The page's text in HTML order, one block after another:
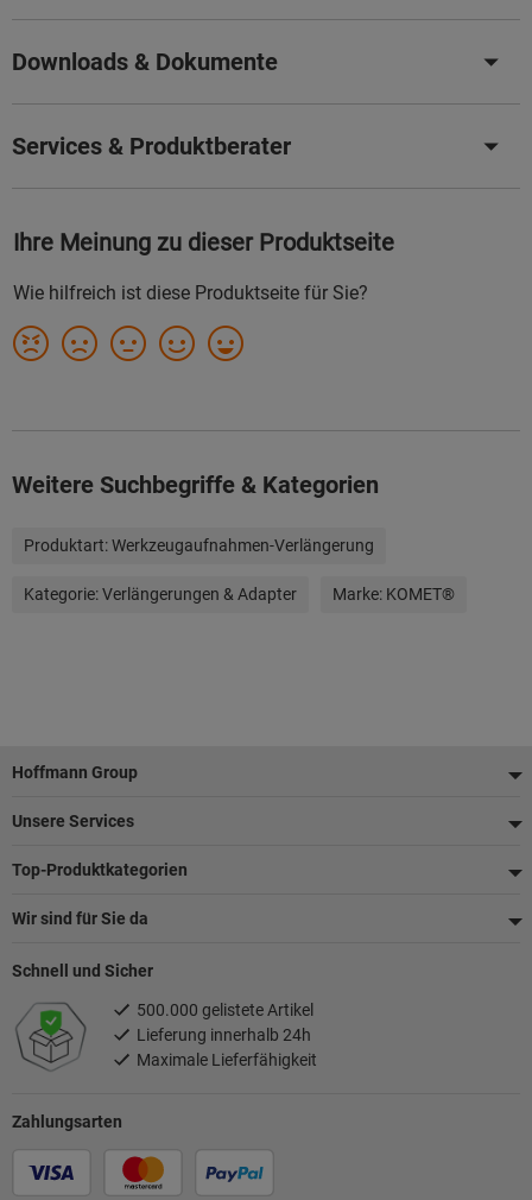
Downloads & Dokumente
Services & Produktberater
Weitere Suchbegriffe & Kategorien
Produktart:Werkzeugaufnahmen-Verlängerung
Kategorie:Verlängerungen & Adapter Marke: KOMET®
Fußzeile
Hoffmann Group
Unsere Services
Top-Produktkategorien
Wir sind für Sie da
Zahlungsarten
Schnell und Sicher
500.000 gelistete Artikel
Lieferung innerhalb 24h
Maximale Lieferfähigkeit